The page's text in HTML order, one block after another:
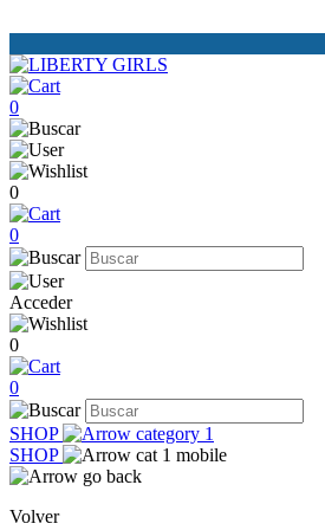
0
0
0
Acceder
0
0
SHOP
SHOP
Volver